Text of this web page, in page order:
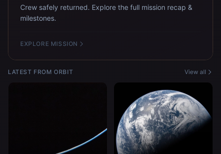
Crew safely returned. Explore the full mission recap &
milestones.
EXPLORE MISSION
LATEST FROM ORBIT View all